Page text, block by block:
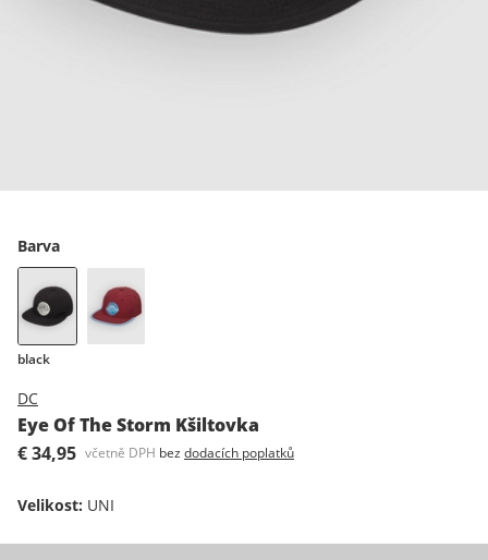
Barva
black
DC
Eye Of The Storm Kšiltovka
€ 34,95 včetně DPH bez dodacích poplatků
Velikost: UNI